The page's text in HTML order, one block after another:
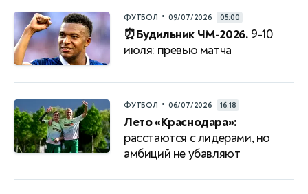
ФУТБОЛ • 09/07/2026 05:00
⏰Будильник ЧМ-2026. 9-10
июля: превью матча
ФУТБОЛ • 06/07/2026 16:18
Лето «Краснодара»:
расстаются с лидерами, но
амбиций не убавляют